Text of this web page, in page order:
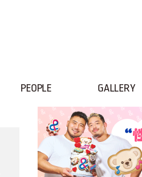
PEOPLE GALLERY